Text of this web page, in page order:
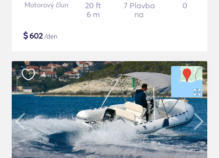
Motorový člun
20 ft
6 m
7 Plavba
na
0
$602/den